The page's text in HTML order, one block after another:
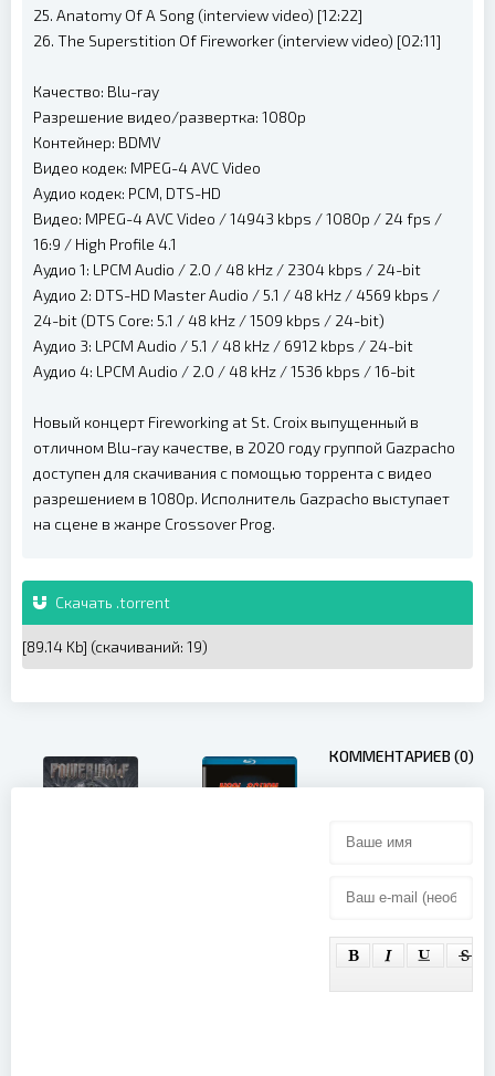
25. Anatomy Of A Song (interview video) [12:22]
26. The Superstition Of Fireworker (interview video) [02:11]
Качество: Blu-ray
Разрешение видео/развертка: 1080p
Контейнер: BDMV
Видео кодек: MPEG-4 AVC Video
Аудио кодек: PCM, DTS-HD
Видео: MPEG-4 AVC Video / 14943 kbps / 1080p / 24 fps /
16:9 / High Profile 4.1
Аудио 1: LPCM Audio / 2.0 / 48 kHz / 2304 kbps / 24-bit
Аудио 2: DTS-HD Master Audio / 5.1 / 48 kHz / 4569 kbps /
24-bit (DTS Core: 5.1 / 48 kHz / 1509 kbps / 24-bit)
Аудио 3: LPCM Audio / 5.1 / 48 kHz / 6912 kbps / 24-bit
Аудио 4: LPCM Audio / 2.0 / 48 kHz / 1536 kbps / 16-bit
Новый концерт Fireworking at St. Croix выпущенный в
отличном Blu-ray качестве, в 2020 году группой Gazpacho
доступен для скачивания с помощью торрента с видео
разрешением в 1080p. Исполнитель Gazpacho выступает
на сцене в жанре Crossover Prog.
Скачать .torrent
[89.14 Kb] (cкачиваний: 19)
КОММЕНТАРИЕВ (0)